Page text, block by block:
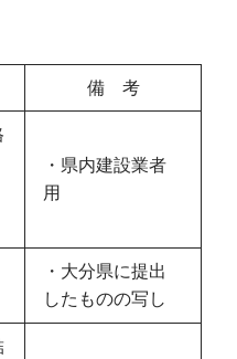
備 考
・県内建設業者
用
・大分県に提出
したものの写し